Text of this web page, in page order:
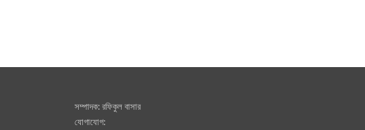
সম্পাদক: রফিকুল বাসার
যোগাযোগ: